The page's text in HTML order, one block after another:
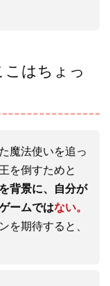
こはちょっ
魔法使いを追っ
を倒すためと
背景に、自分が
ームではない。
を期待すると、